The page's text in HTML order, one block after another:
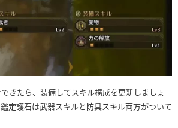
きたら、装備してスキル構成を更新しましょ
定護石は武器スキルと防具スキル両方がついて